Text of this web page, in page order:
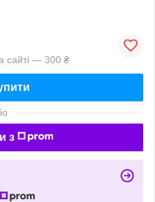
сайті — 300 ₴
з